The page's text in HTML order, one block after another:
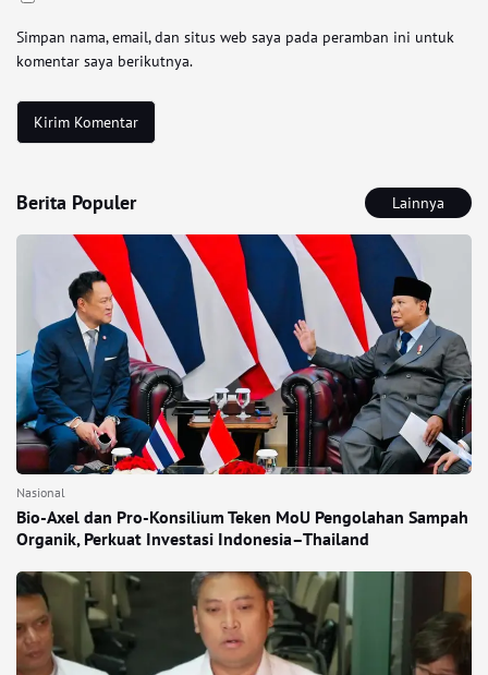
Simpan nama, email, dan situs web saya pada peramban ini untuk
komentar saya berikutnya.
Berita Populer Lainnya
Nasional
Bio-Axel dan Pro-Konsilium Teken MoU Pengolahan Sampah
Organik, Perkuat Investasi Indonesia–Thailand